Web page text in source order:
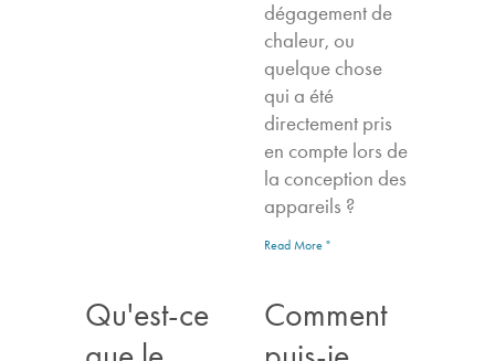
dégagement de
chaleur, ou
quelque chose
qui a été
directement pris
en compte lors de
la conception des
appareils ?
Read More "
Qu'est-ce
Comment